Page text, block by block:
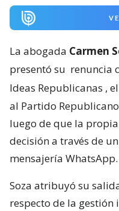
La abogada Carmen
presentó su renuncia
Ideas Republicanas ,
al Partido
luego de que la
decisión a través de
mensajería WhatsApp.
Soza atribuyó su
respecto de la